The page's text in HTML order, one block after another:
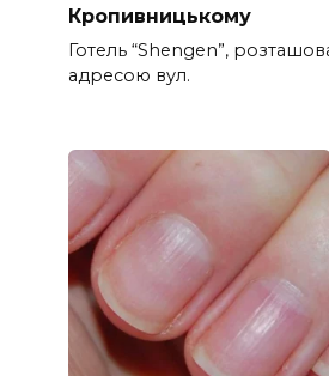
Кропивницькому
Готель “Shengen”,
адресою вул.